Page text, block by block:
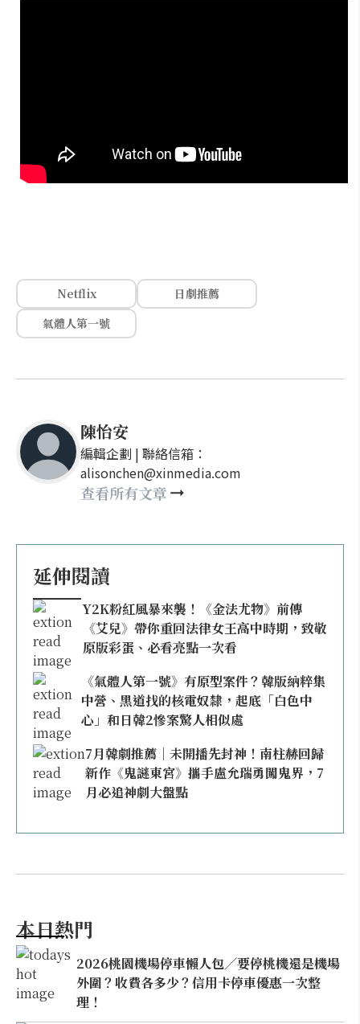
Netflix
日劇推薦
氣體人第一號
陳怡安
編輯企劃 | 聯絡信箱：
alisonchen@xinmedia.com
查看所有文章
延伸閱讀
Y2K粉紅風暴來襲！《金法尤物》前傳
《艾兒》帶你重回法律女王高中時期，致敬
原版彩蛋、必看亮點一次看
《氣體人第一號》有原型案件？韓版納粹集
中營、黑道找的核電奴隸，起底「白色中
心」和日韓2慘案驚人相似處
7月韓劇推薦｜未開播先封神！南柱赫回歸
新作《鬼謎東宮》攜手盧允瑞勇闖鬼界，7
月必追神劇大盤點
本日熱門
2026桃園機場停車懶人包／要停桃機還是機場
外圍？收費各多少？信用卡停車優惠一次整
理！